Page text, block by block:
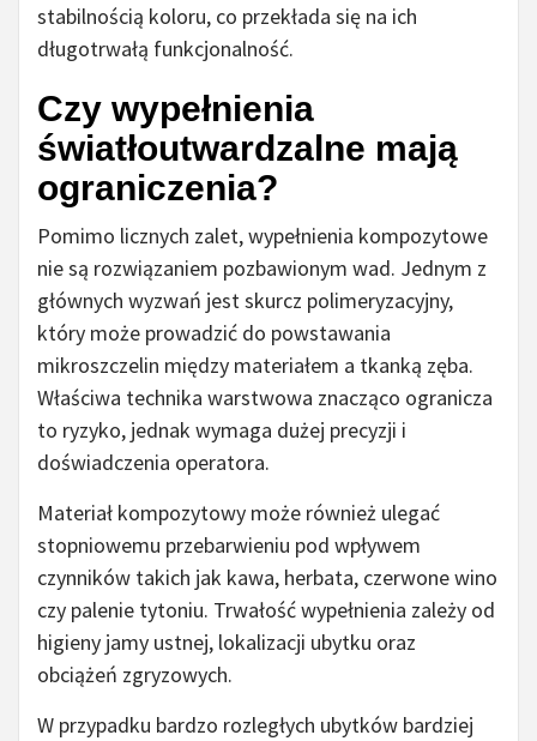
stabilnością koloru, co przekłada się na ich
długotrwałą funkcjonalność.
Czy wypełnienia
światłoutwardzalne mają
ograniczenia?
Pomimo licznych zalet, wypełnienia kompozytowe
nie są rozwiązaniem pozbawionym wad. Jednym z
głównych wyzwań jest skurcz polimeryzacyjny,
który może prowadzić do powstawania
mikroszczelin między materiałem a tkanką zęba.
Właściwa technika warstwowa znacząco ogranicza
to ryzyko, jednak wymaga dużej precyzji i
doświadczenia operatora.
Materiał kompozytowy może również ulegać
stopniowemu przebarwieniu pod wpływem
czynników takich jak kawa, herbata, czerwone wino
czy palenie tytoniu. Trwałość wypełnienia zależy od
higieny jamy ustnej, lokalizacji ubytku oraz
obciążeń zgryzowych.
W przypadku bardzo rozległych ubytków bardziej